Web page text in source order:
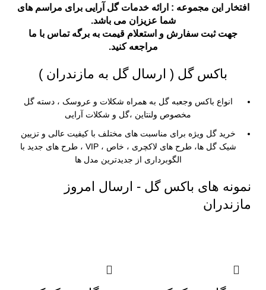
افتخار این مجموعه : ارائه خدمات گل آرایی برای مراسم های
شما عزیزان می باشد.
جهت ثبت سفارش و استعلام قیمت به برگهتماس با ما
مراجعه کنید.
باکس گل ( ارسال گل به مازندران )
انواع باکس وجعبه گل به همراه شکلات و عروسک ، دسته گل
مخصوص ولنتاین ،گل و شکلات آرایی
خرید گل ویژه برای مناسبت های مختلف با کیفیت عالی و تزیین
شیک گل ها، طرح های لاکچری ، خاص ، VIP ، طرح های جدید با
الگوبرداری از جدیدترین مدل ها
نمونه های باکس گل - ارسال امروز
مازندران